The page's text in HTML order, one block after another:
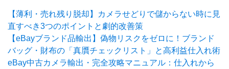
【薄利・売れ残り脱却】カメラせどりで儲からない時に見
直すべき3つのポイントと劇的改善策
【eBayブランド品輸出】偽物リスクをゼロに！ブランド
バッグ・財布の「真贋チェックリスト」と高利益仕入れ術
eBay中古カメラ輸出・完全攻略マニュアル：仕入れから